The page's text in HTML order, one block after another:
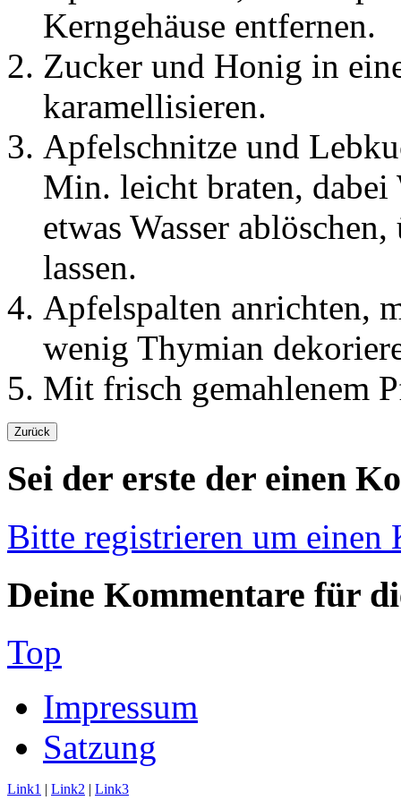
Kerngehäuse entfernen.
Zucker und Honig in
karamellisieren.
Apfelschnitze und
Min. leicht braten, dabei
etwas Wasser
lassen.
Apfelspalten anrichten,
wenig Thymian
Mit frisch gemahlenem
Sei der erste der einen
Bitte registrieren um einen
Deine Kommentare für
Top
Impressum
Satzung
Link1 | Link2 | Link3